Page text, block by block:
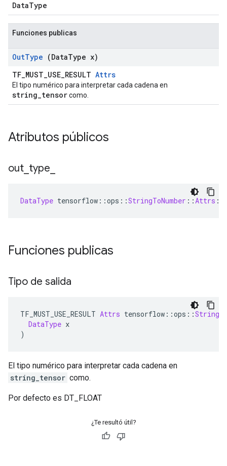
DataType
Funciones publicas
OutType (DataType x)
TF_MUST_USE_RESULT Attrs
El tipo numérico para interpretar cada cadena en
string_tensorcomo.
Atributos públicos
out type
DataType tensorflow ::ops ::StringToNumber ::Attrs ::
Funciones publicas
Tipo de salida
TF_MUST_USE_RESULT Attrs tensorflow ::ops ::
DataType x
)
El tipo numérico para interpretar cada cadena en
string_tensor como.
Por defecto es DT_FLOAT
¿Te resultó útil?